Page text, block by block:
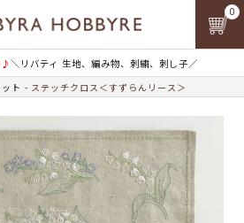
♪＼リバティ 生地、編み物、刺繍、刺し子／
0
ト ステッチクロス＜すずらんリース＞